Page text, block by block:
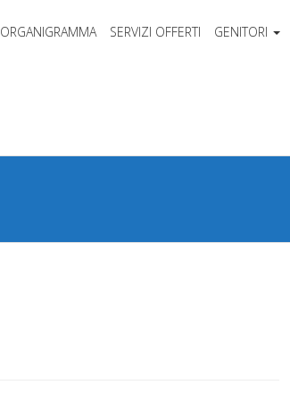
ORGANIGRAMMA SERVIZI OFFERTI GENITORI